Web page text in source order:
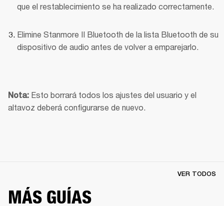
que el restablecimiento se ha realizado correctamente.
Elimine Stanmore II Bluetooth de la lista Bluetooth de su
dispositivo de audio antes de volver a emparejarlo.
Nota: Esto borrará todos los ajustes del usuario y el
altavoz deberá configurarse de nuevo.
MÁS GUÍAS
VER TODOS